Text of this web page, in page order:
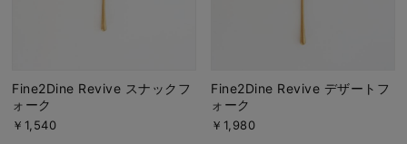
Fine2Dine Revive スナックフ
ォーク
￥1,540
Fine2Dine Revive デザートフ
ォーク
￥1,980